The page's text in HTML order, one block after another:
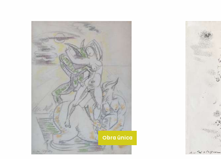
Obra única